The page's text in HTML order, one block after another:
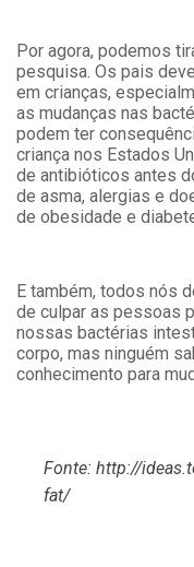
Por agora, podemos
pesquisa. Os pais
em crianças,
as mudanças nas
podem ter
criança nos Estados
de antibióticos antes
de asma, alergias e
de obesidade e
E também, todos nós
de culpar as pessoas
nossas bactérias
corpo, mas ninguém
conhecimento para
Fonte: http://
fat/